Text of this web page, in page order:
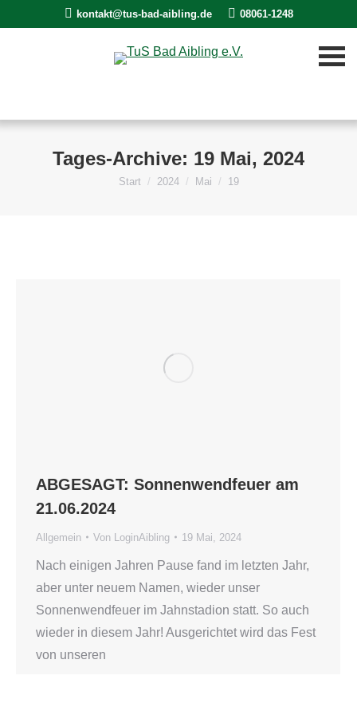
kontakt@tus-bad-aibling.de 08061-1248
Tages-Archive: 19 Mai, 2024
Sie befinden sich hier:
Start 2024 Mai 19
ABGESAGT: Sonnenwendfeuer am
21.06.2024
Allgemein Von LoginAibling 19 Mai, 2024
Nach einigen Jahren Pause fand im letzten Jahr,
aber unter neuem Namen, wieder unser
Sonnenwendfeuer im Jahnstadion statt. So auch
wieder in diesem Jahr! Ausgerichtet wird das Fest
von unseren